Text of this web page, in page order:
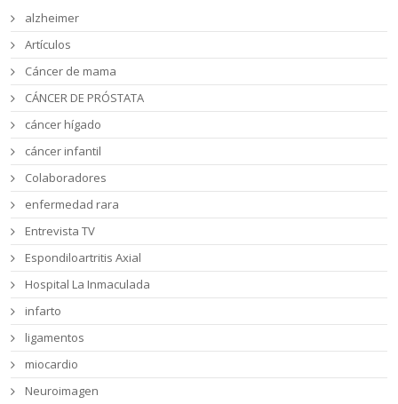
alzheimer
Artículos
Cáncer de mama
CÁNCER DE PRÓSTATA
cáncer hígado
cáncer infantil
Colaboradores
enfermedad rara
Entrevista TV
Espondiloartritis Axial
Hospital La Inmaculada
infarto
ligamentos
miocardio
Neuroimagen